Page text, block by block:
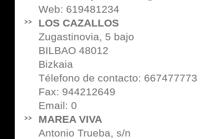
Web: 619481234
LOS CAZALLOS
Zugastinovia, 5 bajo
BILBAO 48012
Bizkaia
Télefono de contacto: 667477773
Fax: 944212649
Email: 0
MAREA VIVA
Antonio Trueba, s/n